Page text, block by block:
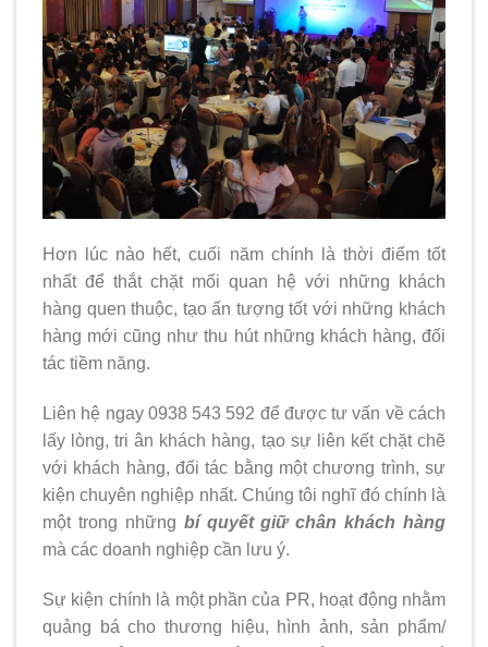
Hơn lúc nào hết, cuối năm chính là thời điểm tốt
nhất để thắt chặt mối quan hệ với những khách
hàng quen thuộc, tạo ấn tượng tốt với những khách
hàng mới cũng như thu hút những khách hàng, đối
tác tiềm năng.
Liên hệ ngay 0938 543 592 để được tư vấn về cách
lấy lòng, tri ân khách hàng, tạo sự liên kết chặt chẽ
với khách hàng, đối tác bằng một chương trình, sự
kiện chuyên nghiệp nhất. Chúng tôi nghĩ đó chính là
một trong những bí quyết giữ chân khách hàng
mà các doanh nghiệp cần lưu ý.
Sự kiện chính là một phần của PR, hoạt động nhằm
quảng bá cho thương hiệu, hình ảnh, sản phẩm/